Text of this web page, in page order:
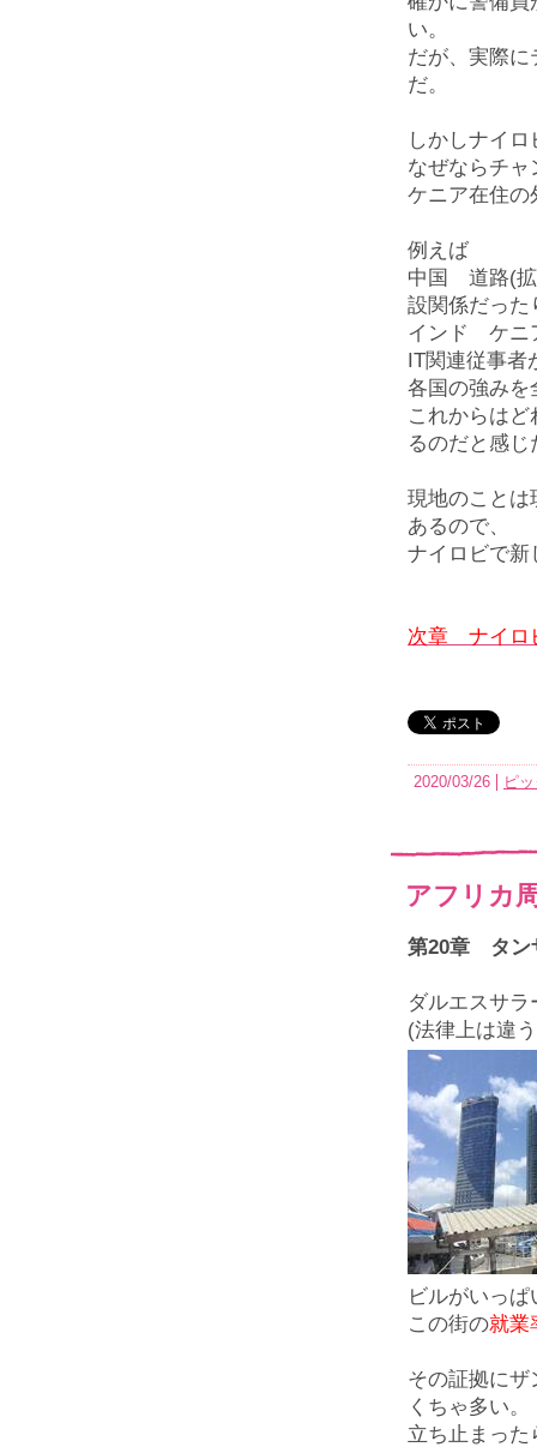
い。
だが、実際
だ。
しかしナイ
なぜならチ
ケニア在住の
例えば
中国 道路(拡
設関係だった
インド ケニ
IT関連従事者
各国の強みを
これからは
るのだと感じ
現地のことは
あるので、
ナイロビで新
次章 ナイロ
2020/03/26 ピ
アフリカ
第20章 タン
ダルエスサ
(法律上は違
ビルがいっ
この街の就業
その証拠に
くちゃ多い。
立ち止まっ